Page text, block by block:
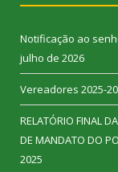
Notificação ao
julho de 2026
Vereadores 2025-
RELATÓRIO FINAL
DE MANDATO DO
2025